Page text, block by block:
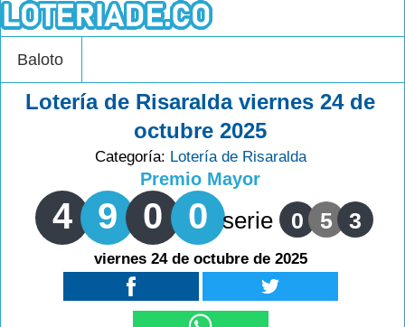
Baloto
Lotería de Risaralda viernes 24 de
octubre 2025
Categoría: Lotería de Risaralda
Premio Mayor
4 9 0 0 serie 0 5 3
viernes 24 de octubre de 2025